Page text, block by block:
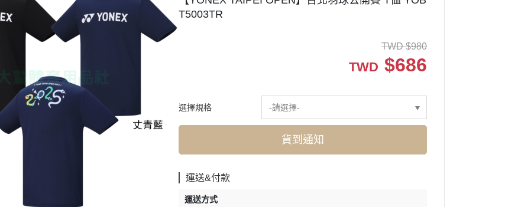
T5003TR
TWD $980
TWD $686
選擇規格 -請選擇-
貨到通知
運送&付款
運送方式